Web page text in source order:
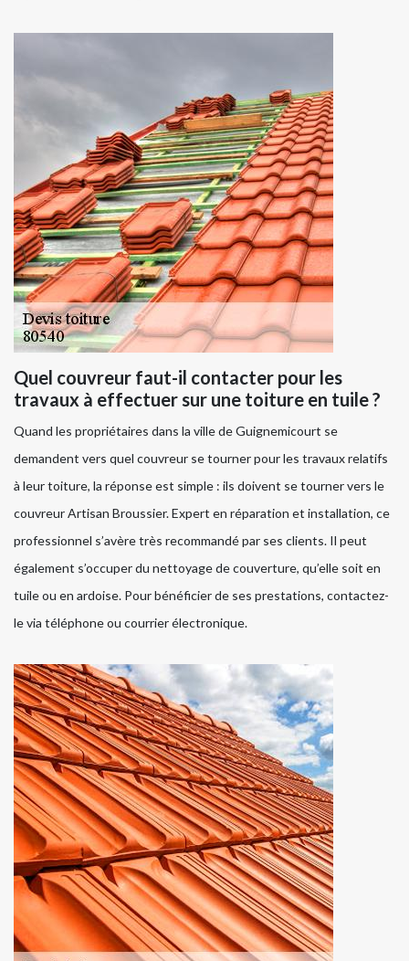
Quel couvreur faut-il contacter pour les
travaux à effectuer sur une toiture en tuile ?
Quand les propriétaires dans la ville de Guignemicourt se
demandent vers quel couvreur se tourner pour les travaux relatifs
à leur toiture, la réponse est simple : ils doivent se tourner vers le
couvreur Artisan Broussier. Expert en réparation et installation, ce
professionnel s’avère très recommandé par ses clients. Il peut
également s’occuper du nettoyage de couverture, qu’elle soit en
tuile ou en ardoise. Pour bénéficier de ses prestations, contactez-
le via téléphone ou courrier électronique.